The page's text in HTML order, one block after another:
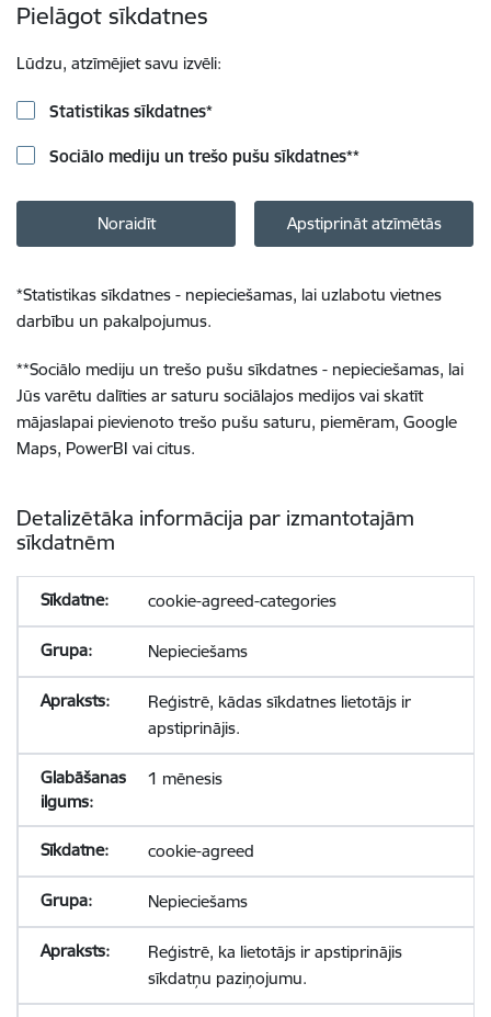
Pielāgot sīkdatnes
Lūdzu, atzīmējiet savu izvēli:
Statistikas sīkdatnes*
Sociālo mediju un trešo pušu sīkdatnes**
Noraidīt Apstiprināt atzīmētās
*Statistikas sīkdatnes - nepieciešamas, lai uzlabotu vietnes
darbību un pakalpojumus.
**Sociālo mediju un trešo pušu sīkdatnes - nepieciešamas, lai
Jūs varētu dalīties ar saturu sociālajos medijos vai skatīt
mājaslapai pievienoto trešo pušu saturu, piemēram, Google
Maps, PowerBI vai citus.
Detalizētāka informācija par izmantotajām
sīkdatnēm
cookie-agreed-categories
Nepieciešams
Reģistrē, kādas sīkdatnes lietotājs ir
apstiprinājis.
1 mēnesis
cookie-agreed
Nepieciešams
Reģistrē, ka lietotājs ir apstiprinājis
sīkdatņu paziņojumu.